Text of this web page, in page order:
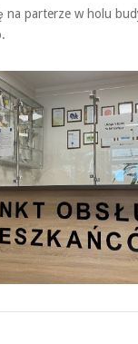
na parterze w holu